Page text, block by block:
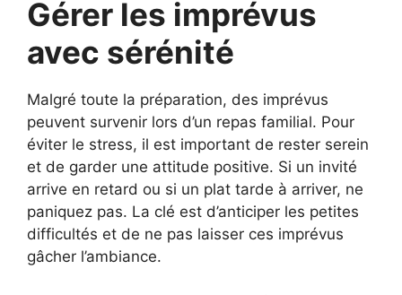
Gérer les imprévus
avec sérénité
Malgré toute la préparation, des imprévus
peuvent survenir lors d’un repas familial. Pour
éviter le stress, il est important de rester serein
et de garder une attitude positive. Si un invité
arrive en retard ou si un plat tarde à arriver, ne
paniquez pas. La clé est d’anticiper les petites
difficultés et de ne pas laisser ces imprévus
gâcher l’ambiance.